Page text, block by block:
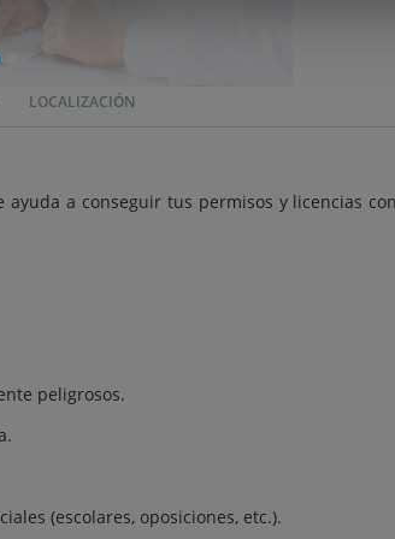
LOCALIZACIÓN
ayuda a conseguir tus permisos y licencias
peligrosos.
(escolares, oposiciones, etc.).